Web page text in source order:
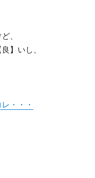
、
】いし、
・・・